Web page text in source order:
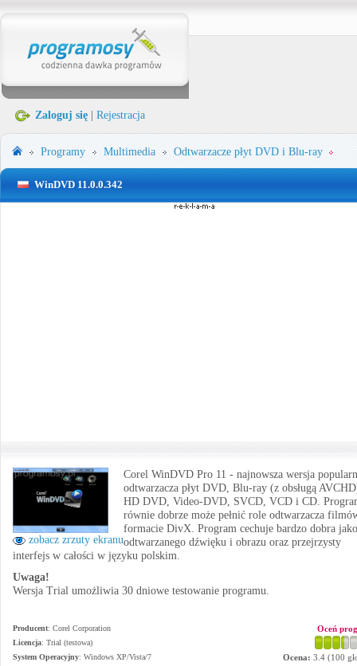
Zaloguj się Rejestracja
Programy Multimedia Odtwarzacze płyt DVD i Blu-ray
WinDVD 11.0.0.342
zobacz zrzuty ekranu
Corel WinDVD Pro 11 - najnowsza wersja
odtwarzacza płyt DVD, Blu-ray (z obsługą
HD DVD, Video-DVD, SVCD, VCD i CD.
równie dobrze może pełnić role odtwarzacza
formacie DivX. Program cechuje bardzo dobra
odtwarzanego dźwięku i obrazu oraz przejrzysty
interfejs w całości w języku polskim.
Uwaga!
Wersja Trial umożliwia 30 dniowe testowanie programu.
Producent: Corel Corporation
Licencja: Trial (testowa)
System Operacyjny: Windows XP/Vista/7
Oceń
Ocena: 3.4 (100